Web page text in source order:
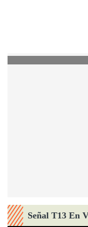
Señal T13 En